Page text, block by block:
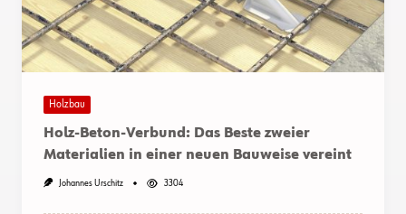
Holzbau
Holz-Beton-Verbund: Das Beste zweier
Materialien in einer neuen Bauweise vereint
Johannes Urschitz 3304